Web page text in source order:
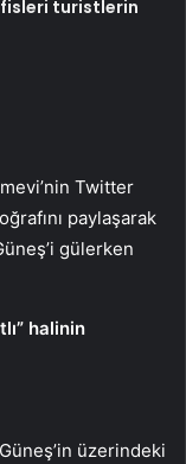
turistlerin
Twitter
paylaşarak
gülerken
halinin
üzerindeki